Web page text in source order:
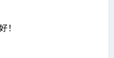
！